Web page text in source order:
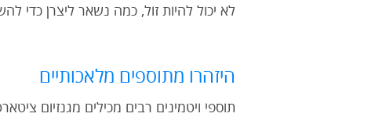
לא יכול להיות זול, כמה נשאר ליצרן כדי
היזהרו מתוספים מלאכותיים
תוספי ויטמינים רבים מכילים מגנזיום